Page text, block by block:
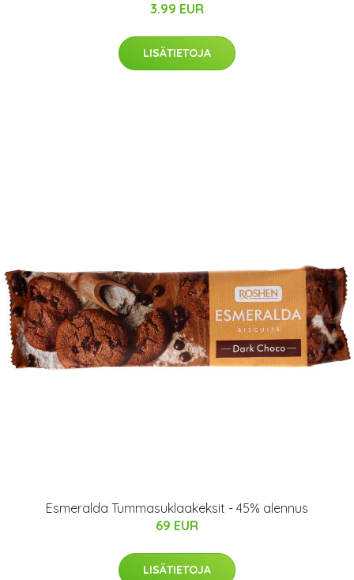
3.99 EUR
LISÄTIETOJA
Esmeralda Tummasuklaakeksit - 45% alennus
69 EUR
LISÄTIETOJA